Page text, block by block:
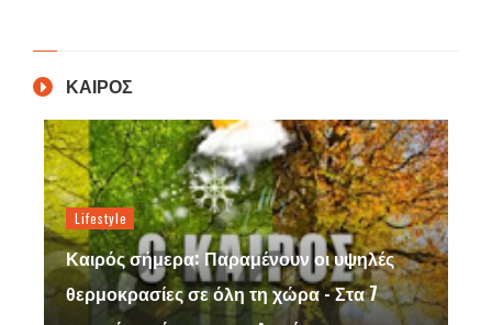
ΚΑΙΡΟΣ
Lifestyle
Καιρός σήμερα: Παραμένουν οι υψηλές
θερμοκρασίες σε όλη τη χώρα - Στα 7